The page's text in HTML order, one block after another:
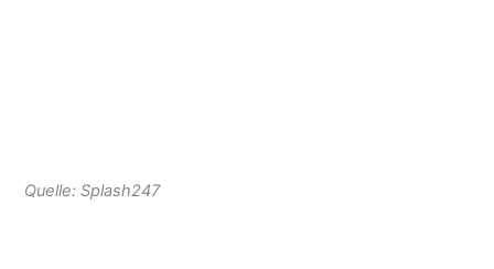
Quelle: Splash247